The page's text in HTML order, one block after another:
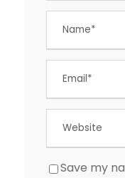
Save my